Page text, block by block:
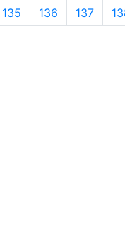
135 136 137